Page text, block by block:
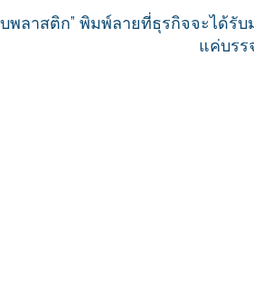
พลาสติก” พิมพ์ลายที่ธุรกิจจะได้รับ
แค่บรร